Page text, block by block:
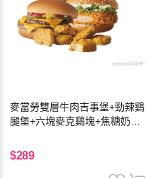
麥當勞雙層牛肉吉事堡+勁辣鷄
腿堡+六塊麥克鷄塊+焦糖奶茶
$289